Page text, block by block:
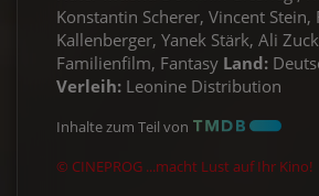
Konstantin Scherer, Vincent Stein,
Kallenberger, Yanek Stärk, Ali
Familienfilm, Fantasy Land:
Verleih: Leonine Distribution
Inhalte zum Teil von
© CINEPROG ...macht Lust auf Ihr Kino!